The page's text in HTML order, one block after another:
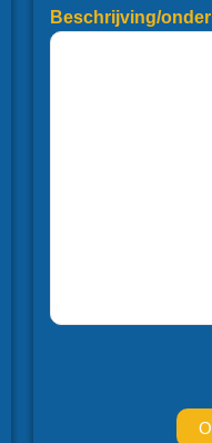
Beschrijving/